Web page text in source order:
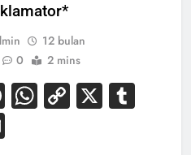
12 bulan
0 2 mins
Facebook
WhatsApp
Copy
X
Gmail